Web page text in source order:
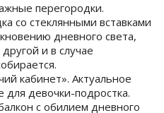
перегородки.
со стеклянными вставками
дневного света,
и в случае
кабинет». Актуальное
девочки-подростка.
с обилием дневного